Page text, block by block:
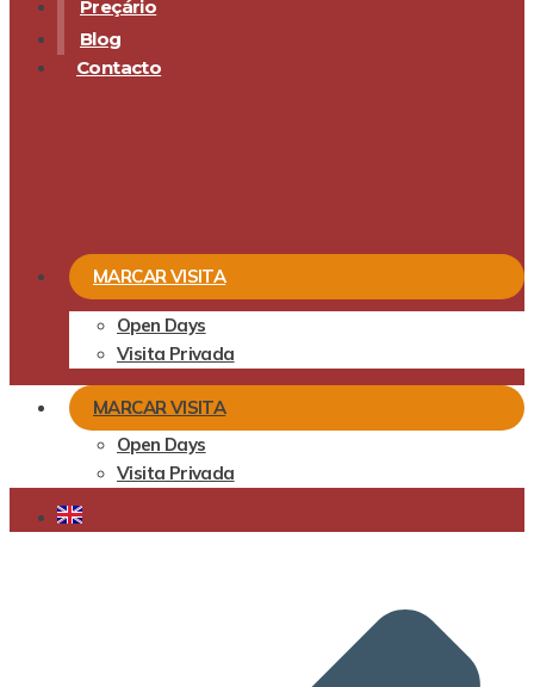
Preçário
Blog
Contacto
MARCAR VISITA
Open Days
Visita Privada
MARCAR VISITA
Open Days
Visita Privada